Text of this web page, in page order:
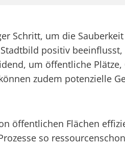
Schritt, um die
positiv
um öffentliche
zudem potenzielle
öffentlichen Flächen
so